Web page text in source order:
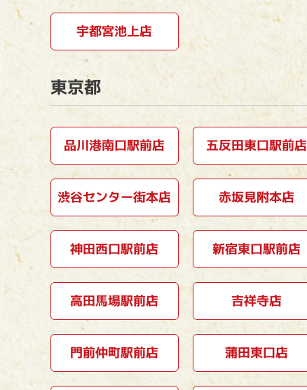
宇都宮池上店
東京都
品川港南口駅前店 五反田東口駅前店
渋谷センター街本店 赤坂見附本店
神田西口駅前店 新宿東口駅前店
高田馬場駅前店 吉祥寺店
門前仲町駅前店 蒲田東口店